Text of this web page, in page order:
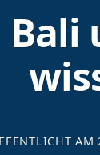
AM